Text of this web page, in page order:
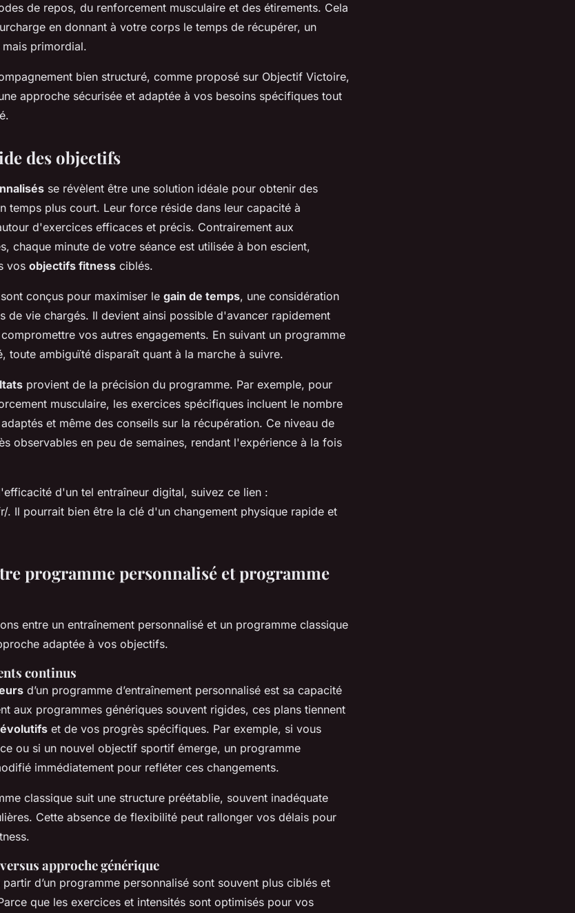
de repos, du renforcement musculaire et des étirements. Cela
en donnant à votre corps le temps de récupérer, un
primordial.
bien structuré, comme proposé sur Objectif Victoire,
approche sécurisée et adaptée à vos besoins spécifiques tout
des objectifs
se révèlent être une solution idéale pour obtenir des
temps plus court. Leur force réside dans leur capacité à
d'exercices efficaces et précis. Contrairement aux
chaque minute de votre séance est utilisée à bon escient,
vos objectifs fitness ciblés.
conçus pour maximiser le gain de temps, une considération
de vie chargés. Il devient ainsi possible d'avancer rapidement
vos autres engagements. En suivant un programme
toute ambiguïté disparaît quant à la marche à suivre.
provient de la précision du programme. Par exemple, pour
musculaire, les exercices spécifiques incluent le nombre
et même des conseils sur la récupération. Ce niveau de
observables en peu de semaines, rendant l'expérience à la fois
d'un tel entraîneur digital, suivez ce lien :
Il pourrait bien être la clé d'un changement physique rapide et
programme personnalisé et programme
entre un entraînement personnalisé et un programme classique
adaptée à vos objectifs.
continus
d’un programme d’entraînement personnalisé est sa capacité
aux programmes génériques souvent rigides, ces plans tiennent
et de vos progrès spécifiques. Par exemple, si vous
ou si un nouvel objectif sportif émerge, un programme
immédiatement pour refléter ces changements.
classique suit une structure préétablie, souvent inadéquate
Cette absence de flexibilité peut rallonger vos délais pour
approche générique
partir d’un programme personnalisé sont souvent plus ciblés et
que les exercices et intensités sont optimisés pour vos